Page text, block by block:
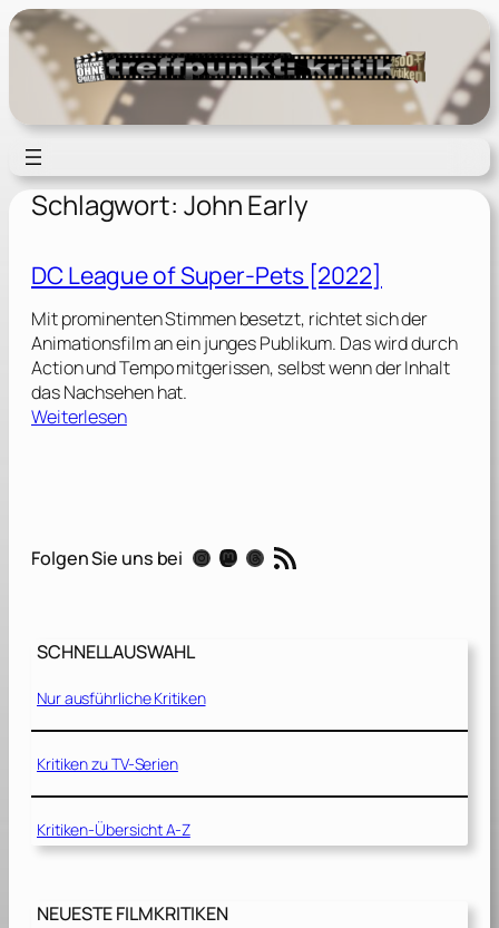
Zum
Inhalt
springen
Schlagwort: John Early
DC League of Super-Pets [2022]
Mit prominenten Stimmen besetzt, richtet sich der
Animationsfilm an ein junges Publikum. Das wird durch
Action und Tempo mitgerissen, selbst wenn der Inhalt
das Nachsehen hat.
Weiterlesen:
g
f
u
p
e
P
e
s
Folgen Sie uns bei Instagram Mastodon Threads RSS-Feed
SCHNELLAUSWAHL
Nur ausführliche Kritiken
Kritiken zu TV-Serien
Kritiken-Übersicht A-Z
NEUESTE FILMKRITIKEN